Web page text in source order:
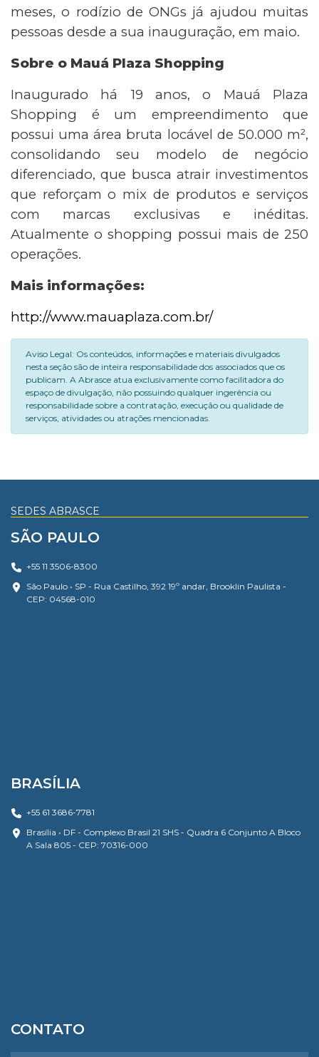
meses, o rodízio de ONGs já ajudou muitas
pessoas desde a sua inauguração, em maio.
Sobre o Mauá Plaza Shopping
Inaugurado há 19 anos, o Mauá Plaza
Shopping é um empreendimento que
possui uma área bruta locável de 50.000 m²,
consolidando seu modelo de negócio
diferenciado, que busca atrair investimentos
que reforçam o mix de produtos e serviços
com marcas exclusivas e inéditas.
Atualmente o shopping possui mais de 250
operações.
Mais informações:
http://www.mauaplaza.com.br/
Aviso Legal: Os conteúdos, informações e materiais divulgados
nesta seção são de inteira responsabilidade dos associados que os
publicam. A Abrasce atua exclusivamente como facilitadora do
espaço de divulgação, não possuindo qualquer ingerência ou
responsabilidade sobre a contratação, execução ou qualidade de
serviços, atividades ou atrações mencionadas.
SEDES ABRASCE
SÃO PAULO
+55 11 3506-8300
São Paulo • SP - Rua Castilho, 392 19º andar, Brooklin Paulista -
CEP: 04568-010
BRASÍLIA
+55 61 3686-7781
Brasília • DF - Complexo Brasil 21 SHS - Quadra 6 Conjunto A Bloco
A Sala 805 - CEP: 70316-000
CONTATO